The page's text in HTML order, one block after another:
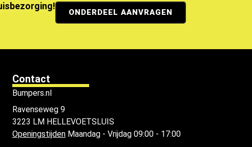
ONDERDEEL AANVRAGEN
Contact
Bumpers.nl
Ravenseweg 9
3223 LM HELLEVOETSLUIS
OpeningstijdenMaandag - Vrijdag 09:00 - 17:00